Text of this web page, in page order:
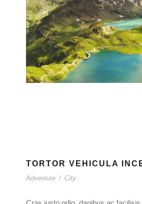
TORTOR VEHICULA
Adventure / City